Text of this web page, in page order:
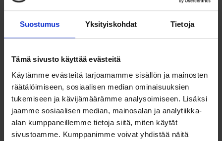
Suostumus Yksityiskohdat Tietoja
Tämä sivusto käyttää evästeitä
Käytämme evästeitä tarjoamamme sisällön ja mainosten
räätälöimiseen, sosiaalisen median ominaisuuksien
tukemiseen ja kävijämäärämme analysoimiseen. Lisäksi
jaamme sosiaalisen median, mainosalan ja analytiikka-
alan kumppaneillemme tietoja siitä, miten käytät
sivustoamme. Kumppanimme voivat yhdistää näitä
juhlaan
Järjestele:
Hinta Leveys